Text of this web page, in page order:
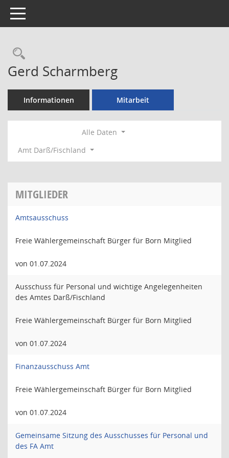
Toggle navigation
Rechercheauswahl
Gerd Scharmberg
Informationen Mitarbeit
Alle Daten
Amt Darß/Fischland
MITGLIEDER
Amtsausschuss
Freie Wählergemeinschaft Bürger für Born Mitglied
von 01.07.2024
Ausschuss für Personal und wichtige Angelegenheiten
des Amtes Darß/Fischland
Freie Wählergemeinschaft Bürger für Born Mitglied
von 01.07.2024
Finanzausschuss Amt
Freie Wählergemeinschaft Bürger für Born Mitglied
von 01.07.2024
Gemeinsame Sitzung des Ausschusses für Personal und
des FA Amt